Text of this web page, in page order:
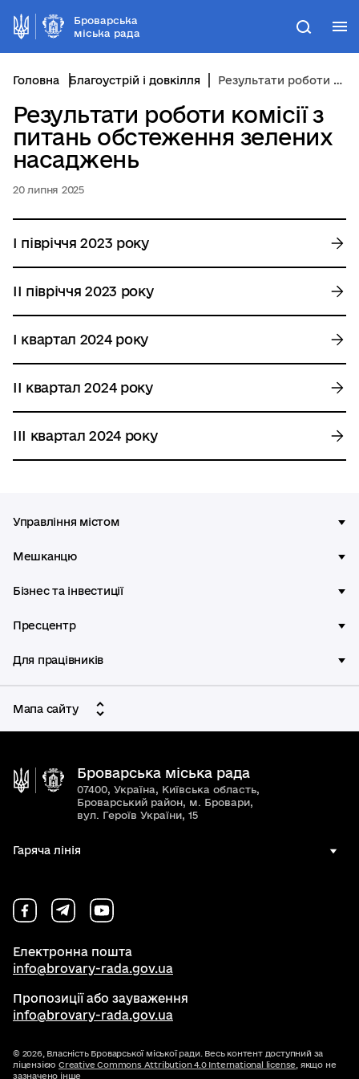
Броварська
міська рада
Пошук
Головна Благоустрій і довкілля Результати роботи комісії з питань обстеження зелених насаджень
Результати роботи комісії з
питань обстеження зелених
насаджень
20 липня 2025
І півріччя 2023 року
ІІ півріччя 2023 року
I квартал 2024 року
ІІ квартал 2024 року
ІІІ квартал 2024 року
Управління містом
Мешканцю
Бізнес та інвестиції
Пресцентр
Для працівників
Мапа сайту
Броварська міська рада
07400, Україна, Київська область,
Броварський район, м. Бровари,
вул. Героїв України, 15
Гаряча лінія
Електронна пошта
info@brovary-rada.gov.ua
Пропозиції або зауваження
info@brovary-rada.gov.ua
© 2026, Власність Броварської міської ради. Весь контент доступний за
ліцензією Creative Commons Attribution 4.0 International license , якщо не
зазначено інше